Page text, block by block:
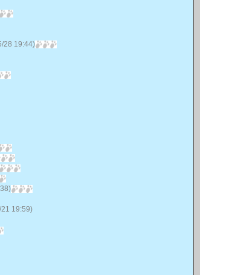
28 19:44)
19:59)